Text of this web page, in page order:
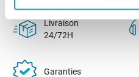
Livraison
24/72H
Garanties